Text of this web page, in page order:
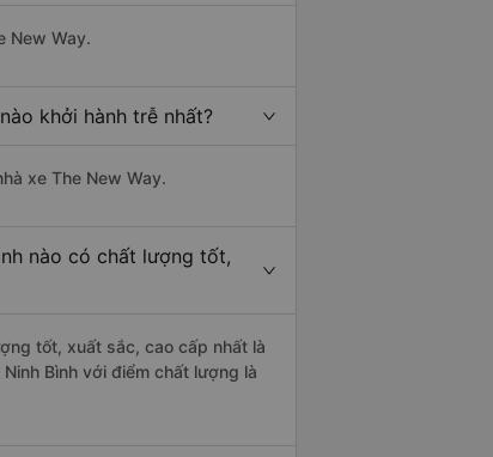
New Way.
khởi hành trễ nhất?
xe The New Way.
nào có chất lượng tốt,
tốt, xuất sắc, cao cấp nhất là
Bình với điểm chất lượng là